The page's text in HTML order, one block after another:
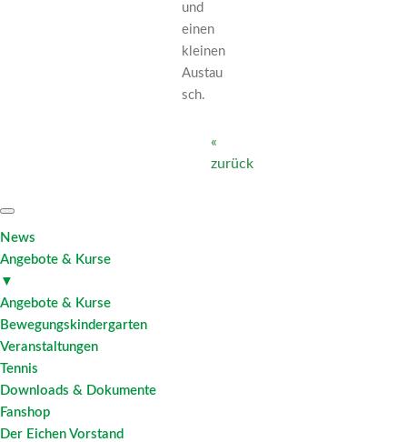
und
einen
kleinen
Austau
sch.
«
zurück
News
Angebote & Kurse
▼
Angebote & Kurse
Bewegungskindergarten
Veranstaltungen
Tennis
Downloads & Dokumente
Fanshop
Der Eichen Vorstand